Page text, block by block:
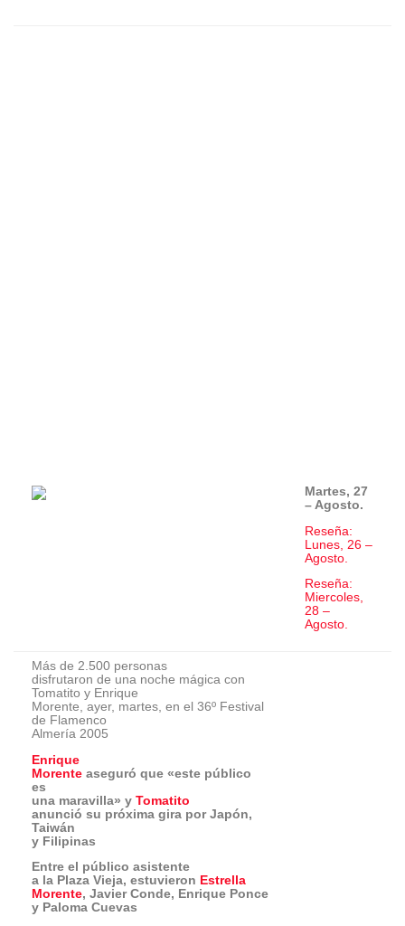
Miercoles,
28 –
Agosto.
Morenteaseguró que «este público
es
una maravilla» yTomatito
anunció su próxima gira por Japón,
Taiwán
y Filipinas
Entre el público asistente
a la Plaza Vieja, estuvieronEstrella
Morente
y Paloma Cuevas
El 36º Festival de Flamenco Almería
2005,
que organiza la Concejalía de Cultura
del Ayuntamiento
de Almería, registró en la noche de
ayer, martes,
una espectacular entrada de más de